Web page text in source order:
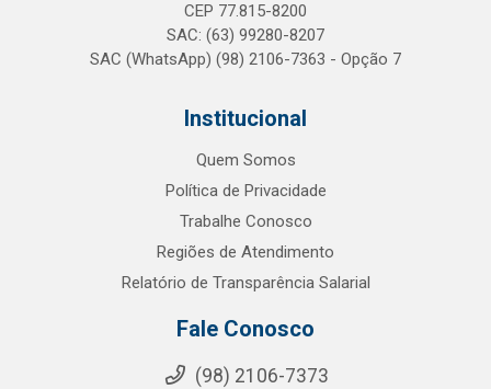
CEP 77.815-8200
SAC: (63) 99280-8207
SAC (WhatsApp) (98) 2106-7363 - Opção 7
Institucional
Quem Somos
Política de Privacidade
Trabalhe Conosco
Regiões de Atendimento
Relatório de Transparência Salarial
Fale Conosco
(98) 2106-7373